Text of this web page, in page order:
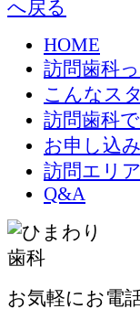
HOME
訪問歯科
こんなス
訪問歯科
お申し込
訪問エリア
Q&A
お気軽にお電